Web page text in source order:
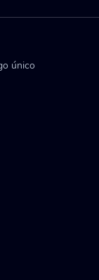
único